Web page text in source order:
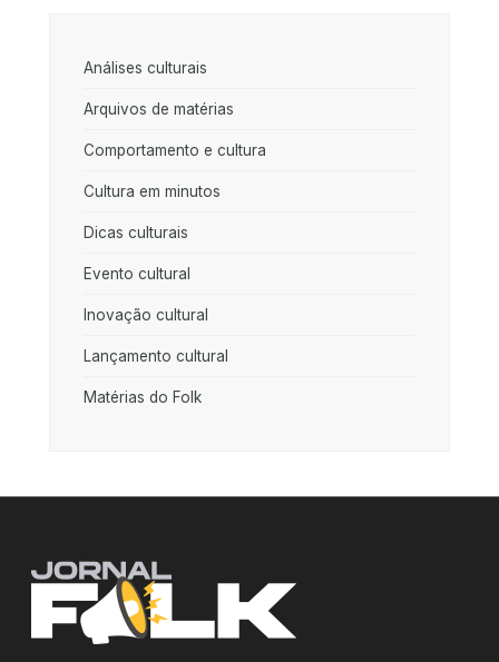
Análises culturais
Arquivos de matérias
Comportamento e cultura
Cultura em minutos
Dicas culturais
Evento cultural
Inovação cultural
Lançamento cultural
Matérias do Folk